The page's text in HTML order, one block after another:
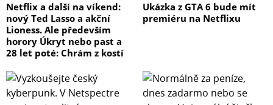
Netflix a další na víkend:
nový Ted Lasso a akční
Lioness. Ale především
horory Úkryt nebo past a
28 let poté: Chrám z kostí
Ukázka z GTA 6 bude mít
premiéru na Netflixu